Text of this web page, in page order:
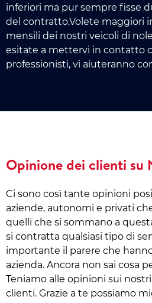
inferiori ma pur sempre fisse
del contratto.Volete maggiori
mensili dei nostri veicoli di
esitate a mettervi in contatto
professionisti, vi aiuteranno
Opinione dei clienti su
Ci sono così tante opinioni
aziende, autonomi e privati
quelli che si sommano a
si contratta qualsiasi tipo di
importante il parere che
azienda. Ancora non sai cosa
Teniamo alle opinioni sui
clienti. Grazie a te possiamo